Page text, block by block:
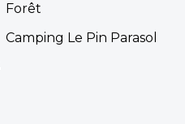
Forêt
Camping Le Pin Parasol